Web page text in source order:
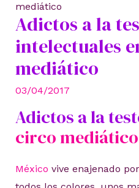
mediático
Adictos a la
intelectuales
mediático
03/04/2017
Adictos a la
circo mediático
México vive enajenado